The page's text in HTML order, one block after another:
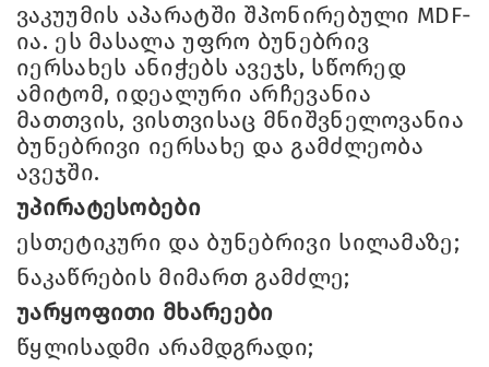
ვაკუუმის აპარატში შპონირებული MDF-
ია. ეს მასალა უფრო ბუნებრივ
იერსახეს ანიჭებს ავეჯს, სწორედ
ამიტომ, იდეალური არჩევანია
მათთვის, ვისთვისაც მნიშვნელოვანია
ბუნებრივი იერსახე და გამძლეობა
ავეჯში.
უპირატესობები
ესთეტიკური და ბუნებრივი სილამაზე;
ნაკაწრების მიმართ გამძლე;
უარყოფითი მხარეები
წყლისადმი არამდგრადი;